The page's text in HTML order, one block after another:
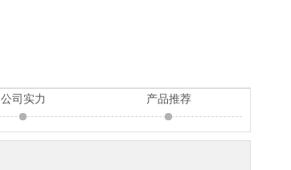
公司实力 产品推荐